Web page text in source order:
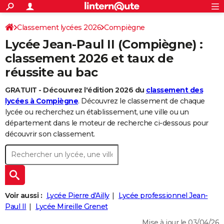
ACTUALITÉS
Politique
Société
Faits Divers
Education
Monde
Villes
+
SPORT
Coupe du monde 2026
Football
Tennis
Cyclisme
Rugby
Forum
CULTURE
Programme TV
TNT
Streaming
Cinéma
Sorties cinéma
Musique
+
FINANCE
Retraite
Impôts
Epargne
Immobilier
Risques naturels par ville
Banque
Assurance
Crédit
AUTO
Essais
Réserver un essai
Citadines
Berlines
SUV
Forum auto
+
HIGH-TECH
Mobiles
Meilleur smartphone
Internet
Ordinateurs
Jeux vidéo
Guide high-tech
+
BRICOLAGE
Forum
Aménagement intérieur
Extérieur
Cuisine
Salle de bains
Jardinage
Rangement
WEEK-END
Guides de France
Escapades
Patrimoine
Expositions
Musées
Week-end nature
+LIFESTYLE
Art de vivre
Bien-être
Loisirs
Mode
Modes de vie
+SANTE
S'inscrire
Connexion
Classement lycées 2026 Compiègne
Lycée Jean-Paul II (Compiègne) :
classement 2026 et taux de
réussite au bac
GRATUIT - Découvrez l'édition 2026 du classement des
lycées à Compiègne. Découvrez le classement de chaque
lycée ou recherchez un établissement, une ville ou un
département dans le moteur de recherche ci-dessous pour
découvrir son classement.
Voir aussi : Lycée Pierre d'Ailly
Lycée professionnel Jean-
Paul II
Lycée Mireille Grenet